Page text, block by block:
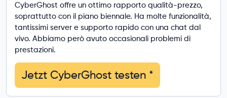
CyberGhost offre un ottimo rapporto qualità-prezzo,
soprattutto con il piano biennale. Ha molte funzionalità,
tantissimi server e supporto rapido con una chat dal
vivo. Abbiamo però avuto occasionali problemi di
prestazioni.
Jetzt CyberGhost testen *